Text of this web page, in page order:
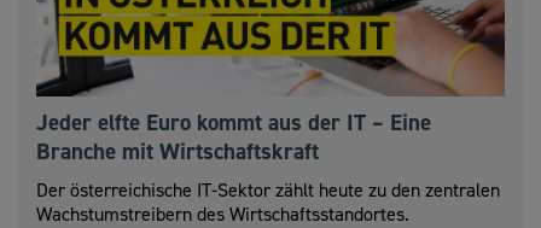
Jeder elfte Euro kommt aus der IT – Eine
Branche mit Wirtschaftskraft
Der österreichische IT-Sektor zählt heute zu den zentralen
Wachstumstreibern des Wirtschaftsstandortes.